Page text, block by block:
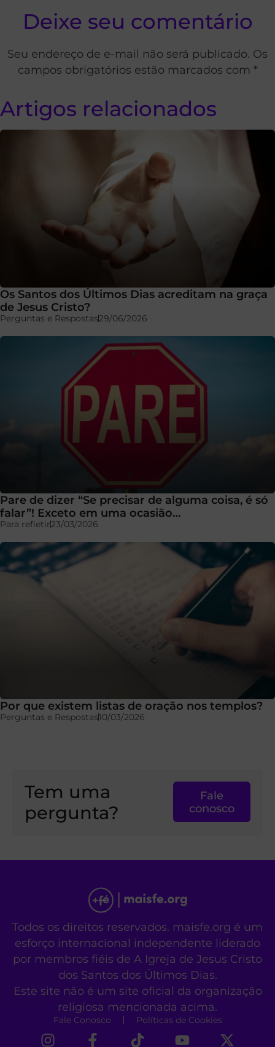
Deixe seu comentário
Seu endereço de e-mail não será publicado. Os
campos obrigatórios estão marcados com *
Artigos relacionados
Os Santos dos Últimos Dias acreditam na graça
de Jesus Cristo?
Perguntas e Respostas29/06/2026
Pare de dizer “Se precisar de alguma coisa, é só
falar”! Exceto em uma ocasião…
Para refletir23/03/2026
Por que existem listas de oração nos templos?
Perguntas e Respostas10/03/2026
Tem uma
pergunta?
Fale
conosco
Todos os direitos reservados. maisfe.org é um
esforço internacional independente liderado
por membros fiéis de A Igreja de Jesus Cristo
dos Santos dos Últimos Dias.
Este site não é um site oficial da organização
religiosa mencionada acima.
Fale Conosco Políticas de Cookies